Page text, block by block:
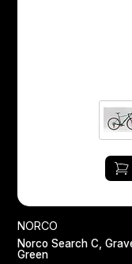
NORCO
Norco Search C,
Green